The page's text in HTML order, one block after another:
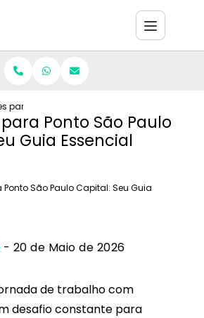
para Ponto São Paulo Capital: Seu Guia
Ponto São Paulo
Guia Essencial
- 20 de Maio de 2026
de trabalho com
desafio constante para